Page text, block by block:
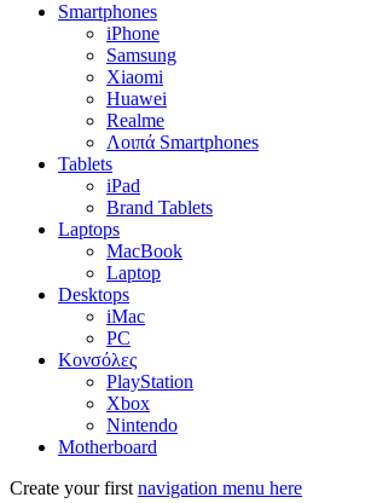
Smartphones
iPhone
Samsung
Xiaomi
Huawei
Realme
Λοιπά Smartphones
Tablets
iPad
Brand Tablets
Laptops
MacBook
Laptop
Desktops
iMac
PC
Κονσόλες
PlayStation
Xbox
Nintendo
Motherboard
Create your first navigation menu here